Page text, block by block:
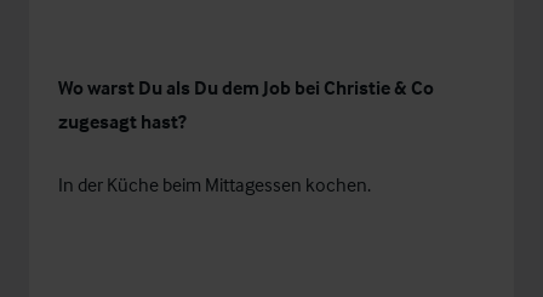
Wo warst Du als Du dem Job bei Christie & Co
zugesagt hast?
In der Küche beim Mittagessen kochen.